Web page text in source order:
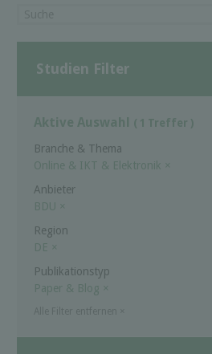
Studien Filter
Aktive Auswahl ( 1 Treffer )
Branche & Thema
Online & IKT & Elektronik ×
Anbieter
BDU ×
Region
DE ×
Publikationstyp
Paper & Blog ×